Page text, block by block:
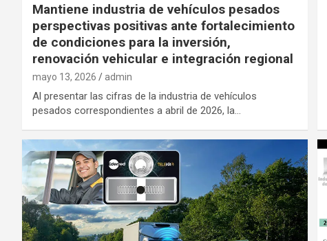
Mantiene industria de vehículos pesados
perspectivas positivas ante fortalecimiento
de condiciones para la inversión,
renovación vehicular e integración regional
mayo 13, 2026 admin
Al presentar las cifras de la industria de vehículos
pesados correspondientes a abril de 2026, la…